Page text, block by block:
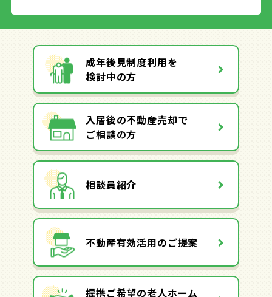
成年後見制度利用を
検討中の方
入居後の不動産売却で
ご相談の方
相談員紹介
不動産有効活用のご提案
提携ご希望の老人ホーム